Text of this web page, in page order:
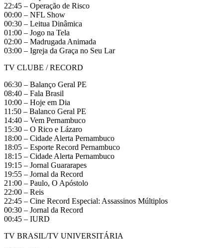
22:45 – Operação de Risco
00:00 – NFL Show
00:30 – Leitua Dinâmica
01:00 – Jogo na Tela
02:00 – Madrugada Animada
03:00 – Igreja da Graça no Seu Lar
TV CLUBE / RECORD
06:30 – Balanço Geral PE
08:40 – Fala Brasil
10:00 – Hoje em Dia
11:50 – Balanco Geral PE
14:40 – Vem Pernambuco
15:30 – O Rico e Lázaro
18:00 – Cidade Alerta Pernambuco
18:05 – Esporte Record Pernambuco
18:15 – Cidade Alerta Pernambuco
19:15 – Jornal Guararapes
19:55 – Jornal da Record
21:00 – Paulo, O Apóstolo
22:00 – Reis
22:45 – Cine Record Especial: Assassinos Múltiplos
00:30 – Jornal da Record
00:45 – IURD
TV BRASIL/TV UNIVERSITÁRIA